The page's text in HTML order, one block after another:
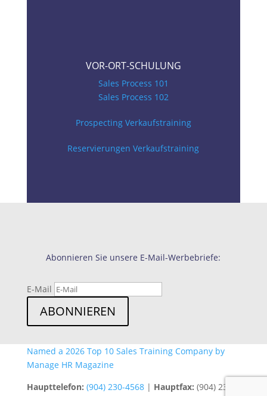
VOR-ORT-SCHULUNG
Sales Process 101
Sales Process 102
Prospecting Verkaufstraining
Reservierungen Verkaufstraining
Abonnieren Sie unsere E-Mail-Werbebriefe:
E-Mail
ABONNIEREN
Named a 2026 Top 10 Sales Training Company by
Manage HR Magazine
Haupttelefon: (904) 230-4568| Hauptfax: (904) 230-